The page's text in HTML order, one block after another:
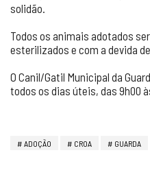
solidão.
Todos os animais adotados
esterilizados e com a devida
O Canil/Gatil Municipal da
todos os dias úteis, das 9h00
ADOÇÃO CROA GUARDA